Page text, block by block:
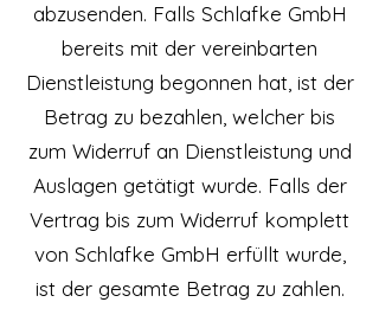
abzusenden. Falls Schlafke GmbH
bereits mit der vereinbarten
Dienstleistung begonnen hat, ist der
Betrag zu bezahlen, welcher bis
zum Widerruf an Dienstleistung und
Auslagen getätigt wurde. Falls der
Vertrag bis zum Widerruf komplett
von Schlafke GmbH erfüllt wurde,
ist der gesamte Betrag zu zahlen.